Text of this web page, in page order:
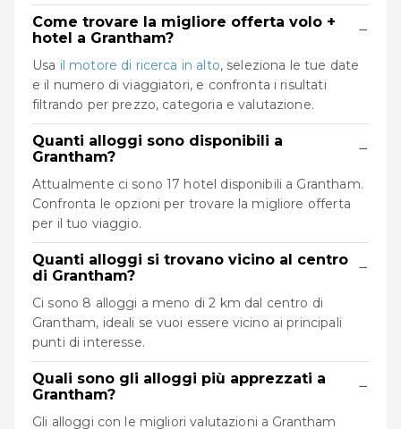
Come trovare la migliore offerta volo +
hotel a Grantham?
−
Usa il motore di ricerca in alto, seleziona le tue date
e il numero di viaggiatori, e confronta i risultati
filtrando per prezzo, categoria e valutazione.
Quanti alloggi sono disponibili a
Grantham?
−
Attualmente ci sono 17 hotel disponibili a Grantham.
Confronta le opzioni per trovare la migliore offerta
per il tuo viaggio.
Quanti alloggi si trovano vicino al centro
di Grantham?
−
Ci sono 8 alloggi a meno di 2 km dal centro di
Grantham, ideali se vuoi essere vicino ai principali
punti di interesse.
Quali sono gli alloggi più apprezzati a
Grantham?
−
Gli alloggi con le migliori valutazioni a Grantham